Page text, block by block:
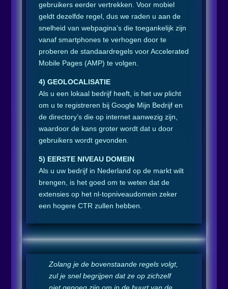
gebruikers eerder vertrekken. Voor mobiel
geldt dezelfde regel, dus we raden u aan de
snelheid van webpagina’s die toegankelijk zijn
vanaf smartphones te verhogen door te
proberen de standaardregels voor Accelerated
Mobile Pages (AMP) te volgen.
4) GEOLOCALISATIE
Als u een lokaal bedrijf heeft, is het uw plicht
om u te registreren bij Google Mijn Bedrijf en
de directory’s die op internet aanwezig zijn,
waardoor de kans groter wordt dat u door
gebruikers wordt gevonden.
5) EERSTE NIVEAU DOMEIN
Als u uw bedrijf in Nederland op de markt wilt
brengen, is het goed om te weten dat de
extensies op het nl-topniveaudomein zeker
een hogere CTR zullen hebben.
Zolang je de bovenstaande regels volgt,
zul je snel begrijpen dat ze op zichzelf